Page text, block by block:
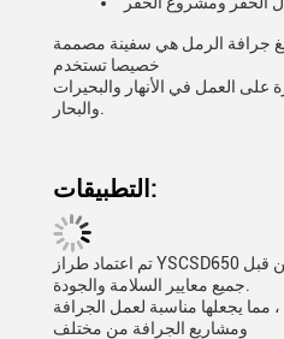
جرافة الرمل هي سفينة مصممة
خصيصا تستخدم
على العمل في الأنهار والبحيرات
التطبيقات:
تم اعتماد طراز YSCSD650 من قبل CCS ، مما يضمن استيفاء
يجعلها مناسبة لعمل الجرافة
ومشاريع الجرافة من مختلف